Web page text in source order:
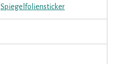
Spiegelfoliensticker